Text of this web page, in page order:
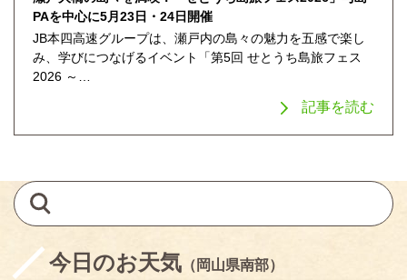
PAを中心に5月23日・24日開催
JB本四高速グループは、瀬戸内の島々の魅力を五感で楽し
み、学びにつなげるイベント「第5回 せとうち島旅フェス
2026 ～…
記事を読む
今日のお天気 （岡山県南部）